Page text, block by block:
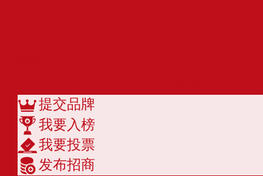
提交品牌
我要入榜
我要投票
发布招商